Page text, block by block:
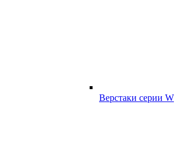
Верстаки серии W